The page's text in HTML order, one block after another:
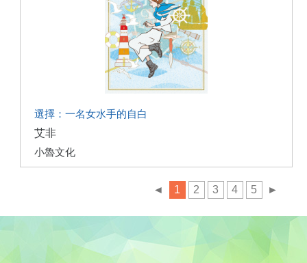
選擇：一名女水手的自白
艾非
小魯文化
◄ 1 2 3 4 5 ►